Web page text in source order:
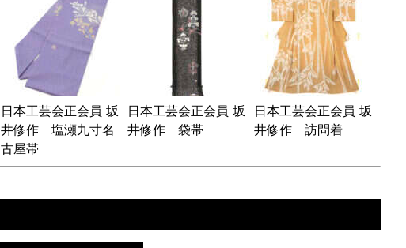
日本工芸会正会員 坂
井修作 塩瀬九寸名
古屋帯
日本工芸会正会員 坂
井修作 袋帯
日本工芸会正会員 坂
井修作 訪問着